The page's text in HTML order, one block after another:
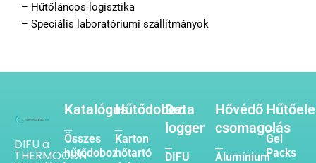
– Hűtőláncos logisztika
– Speciális laboratóriumi szállítmányok
DIFU a
THERMOCON
Katalógus
Összes
hűtődoboz
Hűtődoboz
Karton
hőtartó
Data
logger
DIFU
Hővédő
csomagolás
Alumínium
Gel
Packs